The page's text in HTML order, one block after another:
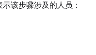
该步骤涉及的人员：